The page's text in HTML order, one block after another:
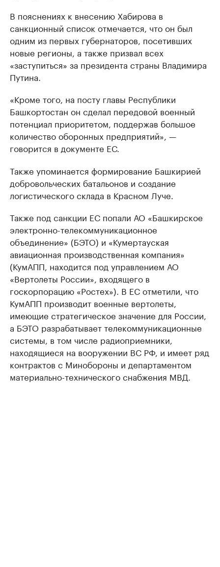
В пояснениях к внесению Хабирова в
санкционный список отмечается, что он был
одним из первых губернаторов, посетивших
новые регионы, а также призвал всех
«заступиться» за президента страны Владимира
Путина.
«Кроме того, на посту главы Республики
Башкортостан он сделал передовой военный
потенциал приоритетом, поддержав большое
количество оборонных предприятий», —
говорится в документе ЕС.
Также упоминается формирование Башкирией
добровольческих батальонов и создание
логистического склада в Красном Луче.
Также под санкции ЕС попали АО «Башкирское
электронно-телекоммуникационное
объединение» (БЭТО) и «Кумертауская
авиационная производственная компания»
(КумАПП, находится под управлением АО
«Вертолеты России», входящего в
госкорпорацию «Ростех»). В ЕС отметили, что
КумАПП производит военные вертолеты,
имеющие стратегическое значение для России,
а БЭТО разрабатывает телекоммуникационные
системы, в том числе радиоприемники,
находящиеся на вооружении ВС РФ, и имеет ряд
контрактов с Минобороны и департаментом
материально-технического снабжения МВД.